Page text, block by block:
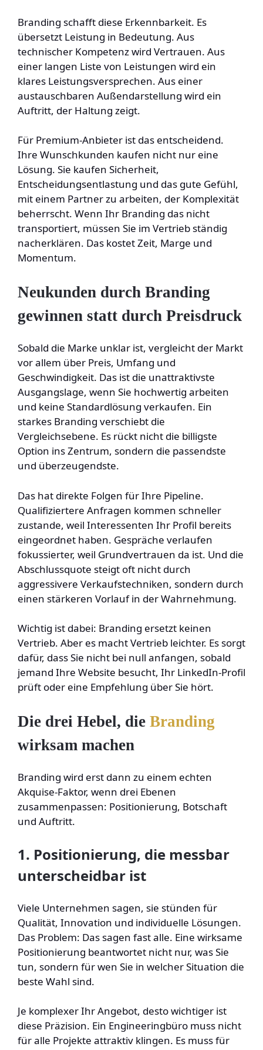
Branding schafft diese Erkennbarkeit. Es
übersetzt Leistung in Bedeutung. Aus
technischer Kompetenz wird Vertrauen. Aus
einer langen Liste von Leistungen wird ein
klares Leistungsversprechen. Aus einer
austauschbaren Außendarstellung wird ein
Auftritt, der Haltung zeigt.
Für Premium-Anbieter ist das entscheidend.
Ihre Wunschkunden kaufen nicht nur eine
Lösung. Sie kaufen Sicherheit,
Entscheidungsentlastung und das gute Gefühl,
mit einem Partner zu arbeiten, der Komplexität
beherrscht. Wenn Ihr Branding das nicht
transportiert, müssen Sie im Vertrieb ständig
nacherklären. Das kostet Zeit, Marge und
Momentum.
Neukunden durch Branding
gewinnen statt durch Preisdruck
Sobald die Marke unklar ist, vergleicht der Markt
vor allem über Preis, Umfang und
Geschwindigkeit. Das ist die unattraktivste
Ausgangslage, wenn Sie hochwertig arbeiten
und keine Standardlösung verkaufen. Ein
starkes Branding verschiebt die
Vergleichsebene. Es rückt nicht die billigste
Option ins Zentrum, sondern die passendste
und überzeugendste.
Das hat direkte Folgen für Ihre Pipeline.
Qualifiziertere Anfragen kommen schneller
zustande, weil Interessenten Ihr Profil bereits
eingeordnet haben. Gespräche verlaufen
fokussierter, weil Grundvertrauen da ist. Und die
Abschlussquote steigt oft nicht durch
aggressivere Verkaufstechniken, sondern durch
einen stärkeren Vorlauf in der Wahrnehmung.
Wichtig ist dabei: Branding ersetzt keinen
Vertrieb. Aber es macht Vertrieb leichter. Es sorgt
dafür, dass Sie nicht bei null anfangen, sobald
jemand Ihre Website besucht, Ihr LinkedIn-Profil
prüft oder eine Empfehlung über Sie hört.
Die drei Hebel, die Branding
wirksam machen
Branding wird erst dann zu einem echten
Akquise-Faktor, wenn drei Ebenen
zusammenpassen: Positionierung, Botschaft
und Auftritt.
1. Positionierung, die messbar
unterscheidbar ist
Viele Unternehmen sagen, sie stünden für
Qualität, Innovation und individuelle Lösungen.
Das Problem: Das sagen fast alle. Eine wirksame
Positionierung beantwortet nicht nur, was Sie
tun, sondern für wen Sie in welcher Situation die
beste Wahl sind.
Je komplexer Ihr Angebot, desto wichtiger ist
diese Präzision. Ein Engineeringbüro muss nicht
für alle Projekte attraktiv klingen. Es muss für